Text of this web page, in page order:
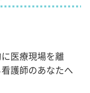
医療現場を離
護師のあなたへ